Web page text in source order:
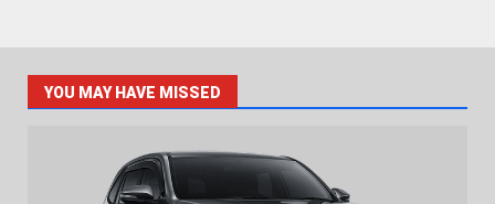
YOU MAY HAVE MISSED